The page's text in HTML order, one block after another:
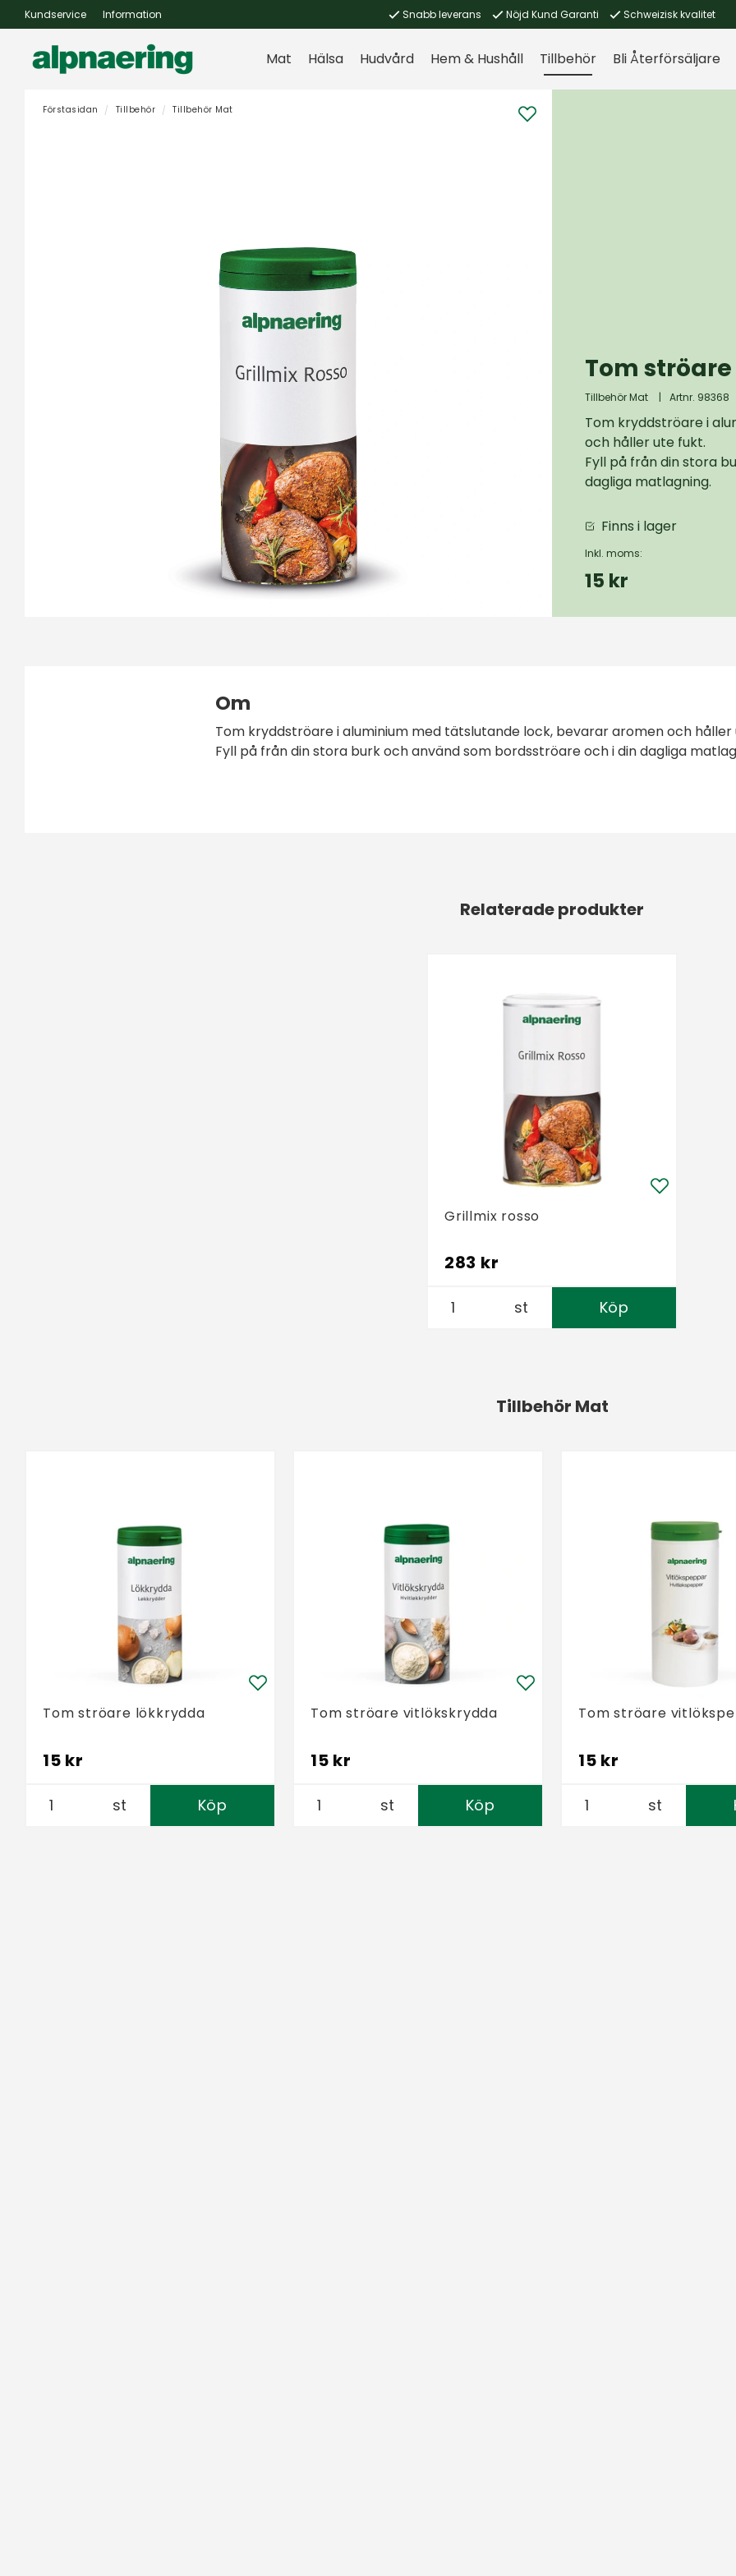
Kundservice Information Snabb leverans Nöjd Kund Garanti Schweizisk kvalitet
Mat Hälsa Hudvård Hem & Hushåll Tillbehör Bli Återförsäljare
Förstasidan Tillbehör Tillbehör Mat
Tom
Tillbehör Mat | Artnr. 98368
Tom kryddströare i
och håller ute fukt.
Fyll på från din stora
dagliga matlagning.
Finns i lager
Inkl. moms:
15 kr
Om
Tom kryddströare i aluminium med tätslutande lock, bevarar aromen och håller
Fyll på från din stora burk och använd som bordsströare och i din dagliga
Relaterade produkter
Grillmix rosso
283 kr
st Köp
Tillbehör Mat
Tom ströare lökkrydda
15 kr
st Köp
Tom ströare vitlökskrydda
15 kr
st Köp
Tom ströare
15 kr
st